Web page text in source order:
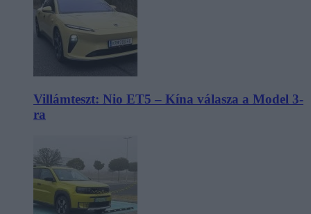
Villámteszt: Nio ET5 – Kína válasza a Model 3-
ra